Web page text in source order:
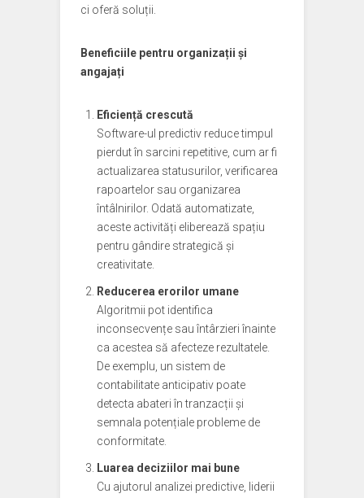
ci oferă soluții.
Beneficiile pentru organizații și
angajați
Eficiență crescută
Software-ul predictiv reduce timpul
pierdut în sarcini repetitive, cum ar fi
actualizarea statusurilor, verificarea
rapoartelor sau organizarea
întâlnirilor. Odată automatizate,
aceste activități eliberează spațiu
pentru gândire strategică și
creativitate.
Reducerea erorilor umane
Algoritmii pot identifica
inconsecvențe sau întârzieri înainte
ca acestea să afecteze rezultatele.
De exemplu, un sistem de
contabilitate anticipativ poate
detecta abateri în tranzacții și
semnala potențiale probleme de
conformitate.
Luarea deciziilor mai bune
Cu ajutorul analizei predictive, liderii